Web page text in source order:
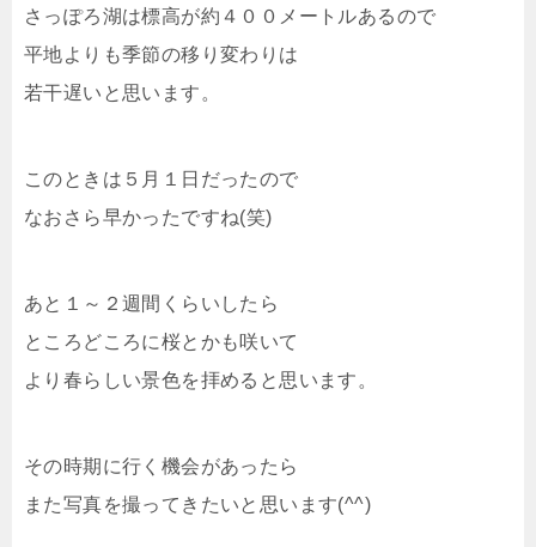
さっぽろ湖は標高が約４００メートルあるので
平地よりも季節の移り変わりは
若干遅いと思います。
このときは５月１日だったので
なおさら早かったですね(笑)
あと１～２週間くらいしたら
ところどころに桜とかも咲いて
より春らしい景色を拝めると思います。
その時期に行く機会があったら
また写真を撮ってきたいと思います(^^)